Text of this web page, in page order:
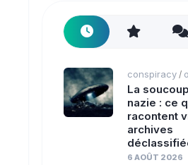
conspiracy /
La
nazie : ce
racontent
archives
6 AOÛT 2026